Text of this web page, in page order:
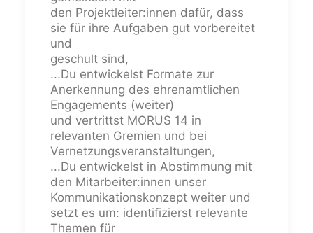
den Projektleiter:innen dafür, dass
sie für ihre Aufgaben gut vorbereitet
und
geschult sind,
...Du entwickelst Formate zur
Anerkennung des ehrenamtlichen
Engagements (weiter)
und vertrittst MORUS 14 in
relevanten Gremien und bei
Vernetzungsveranstaltungen,
...Du entwickelst in Abstimmung mit
den Mitarbeiter:innen unser
Kommunikationskonzept weiter und
setzt es um: identifizierst relevante
Themen für